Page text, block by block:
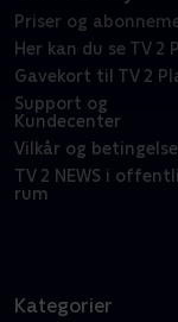
Priser og
Her kan du se TV 2
Gavekort til TV 2
Support og
Kundecenter
Vilkår og
TV 2 NEWS i
rum
Kategorier